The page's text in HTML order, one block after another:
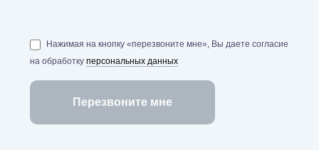
Нажимая на кнопку «перезвоните мне», Вы даете согласие
на обработку персональных данных